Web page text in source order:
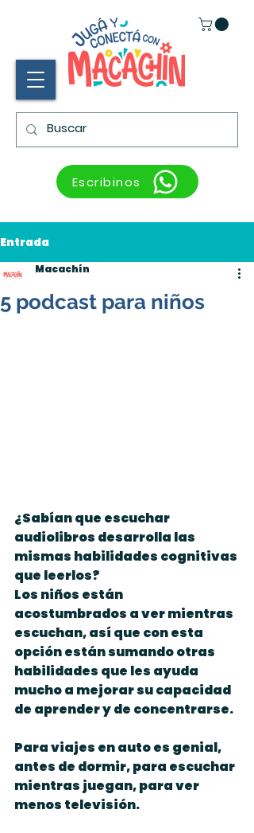
Escribinos
Entrada
5 podcast para niños
Macachín
¿Sabían que escuchar
audiolibros desarrolla las
mismas habilidades cognitivas
que leerlos?
Los niños están
acostumbrados a ver mientras
escuchan, así que con esta
opción están sumando otras
habilidades que les ayuda
mucho a mejorar su capacidad
de aprender y de concentrarse.
Para viajes en auto es genial,
antes de dormir, para escuchar
mientras juegan, para ver
menos televisión.